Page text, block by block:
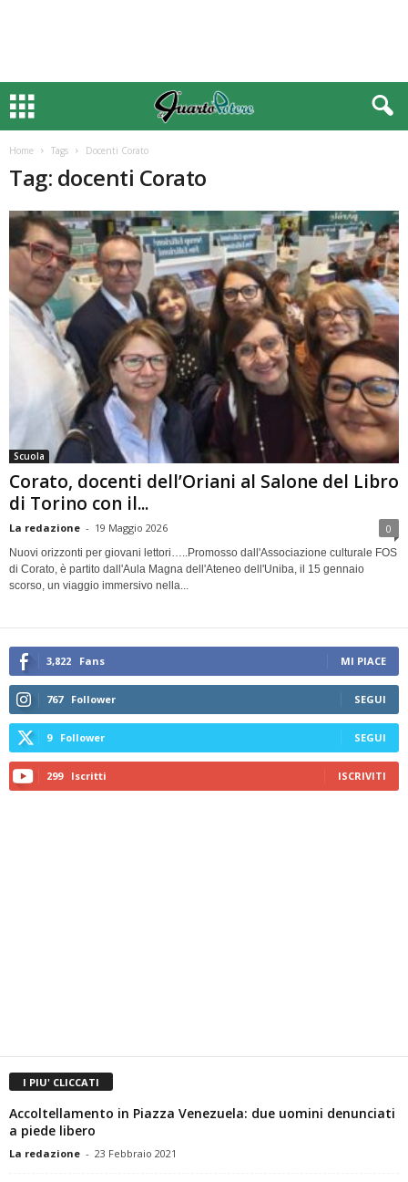
Home Tags Docenti Corato
Tag: docenti Corato
Scuola
Corato, docenti dell’Oriani al Salone del Libro
di Torino con il...
La redazione - 19 Maggio 2026 0
Nuovi orizzonti per giovani lettori…..Promosso dall'Associazione culturale FOS
di Corato, è partito dall'Aula Magna dell'Ateneo dell'Uniba, il 15 gennaio
scorso, un viaggio immersivo nella...
3,822 Fans MI PIACE
767 Follower SEGUI
9 Follower SEGUI
299 Iscritti ISCRIVITI
I PIU' CLICCATI
Accoltellamento in Piazza Venezuela: due uomini denunciati
a piede libero
La redazione - 23 Febbraio 2021